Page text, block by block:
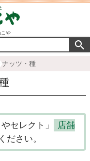
こや
ナッツ・種
セレクト」
店舗
ださい。